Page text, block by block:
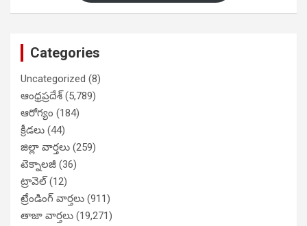
Categories
Uncategorized (8)
ఆంధ్రప్రదేశ్(5,789)
ఆరోగ్యం (184)
క్రీడలు (44)
జిల్లా వార్తలు (259)
టెక్నాలజీ (36)
ట్రావెల్(12)
ట్రేండింగ్ వార్తలు (911)
తాజా వార్తలు (19,271)